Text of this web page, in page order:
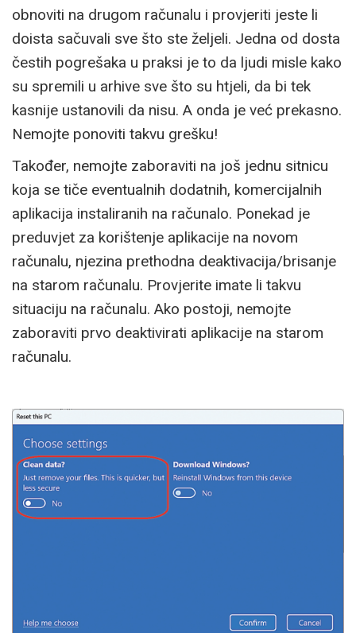
obnoviti na drugom računalu i provjeriti jeste li
doista sačuvali sve što ste željeli. Jedna od dosta
čestih pogrešaka u praksi je to da ljudi misle kako
su spremili u arhive sve što su htjeli, da bi tek
kasnije ustanovili da nisu. A onda je već prekasno.
Nemojte ponoviti takvu grešku!
Također, nemojte zaboraviti na još jednu sitnicu
koja se tiče eventualnih dodatnih, komercijalnih
aplikacija instaliranih na računalo. Ponekad je
preduvjet za korištenje aplikacije na novom
računalu, njezina prethodna deaktivacija/brisanje
na starom računalu. Provjerite imate li takvu
situaciju na računalu. Ako postoji, nemojte
zaboraviti prvo deaktivirati aplikacije na starom
računalu.